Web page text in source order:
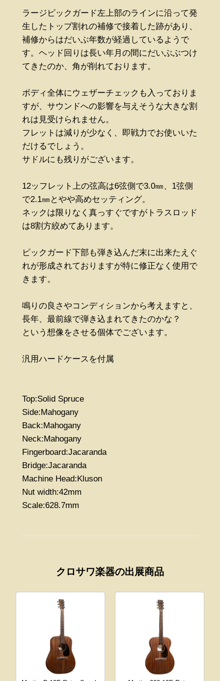
ラージピックガード左上部のラインに沿って発
生したトップ割れの補修で接着した跡があり、
補修からはだいぶ年数が経過しているようで
す。ヘッド回りは長い年月の間にだいぶぶつけ
てきたのか、角が削れております。
ボディ全体にウェザーチェックも入っておりま
すが、サウンドへの影響を与えそうな大きな割
れは見受けられません。
フレットは減りが少なく、即戦力でお使いいた
だけるでしょう。
サドルにも残りがございます。
12ッフレット上の弦高は6弦側で3.0㎜、1弦側
で2.1㎜とやや高めセッティング。
ネックは限りなく真っすぐですがトラスロッド
は8割方絞めてあります。
ピックガード下部も弾き込んだ末に出来たえぐ
れが形成されておりますが特に修正なく使用で
きます。
鳴りの良さやコンディションから考えますと、
長年、最前線で弾き込まれてきたのかな？
という想像をさせる個体でございます。
汎用ハードケースを付属
Top:Solid Spruce
Side:Mahogany
Back:Mahogany
Neck:Mahogany
Fingerboard:Jacaranda
Bridge:Jacaranda
Machine Head:Kluson
Nut width:42mm
Scale:628.7mm
クロサワ楽器の出展商品